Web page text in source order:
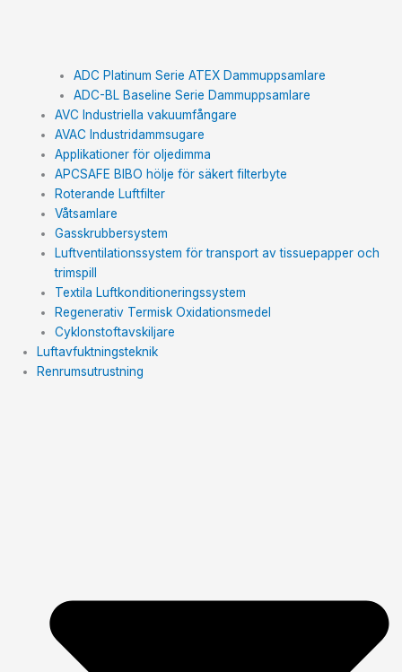
ADC Platinum Serie ATEX Dammuppsamlare
ADC-BL Baseline Serie Dammuppsamlare
AVC Industriella vakuumfångare
AVAC Industridammsugare
Applikationer för oljedimma
APCSAFE BIBO hölje för säkert filterbyte
Roterande Luftfilter
Våtsamlare
Gasskrubbersystem
Luftventilationssystem för transport av tissuepapper och
trimspill
Textila Luftkonditioneringssystem
Regenerativ Termisk Oxidationsmedel
Cyklonstoftavskiljare
Luftavfuktningsteknik
Renrumsutrustning